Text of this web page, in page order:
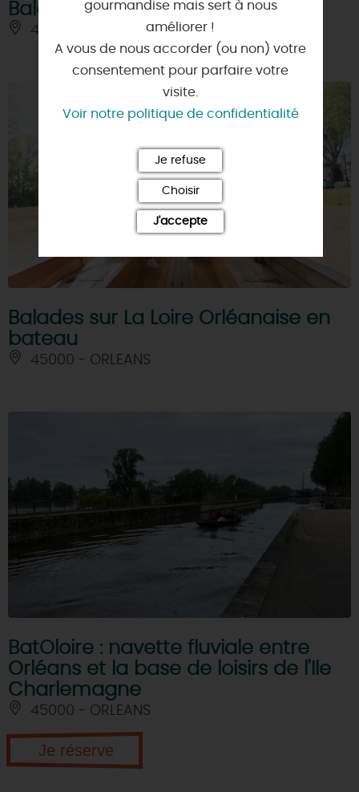
Balade en bateau sur la Loire
45000 - ORLEANS
Balades sur La Loire Orléanaise en
bateau
45000 - ORLEANS
BatOloire : navette fluviale entre
Orléans et la base de loisirs de l'Ile
Charlemagne
45000 - ORLEANS
Je réserve
gourmandise mais sert à nous
améliorer !
A vous de nous accorder (ou non) votre
consentement pour parfaire votre
visite.
Voir notre politique de confidentialité
Je refuse
Choisir
J'accepte